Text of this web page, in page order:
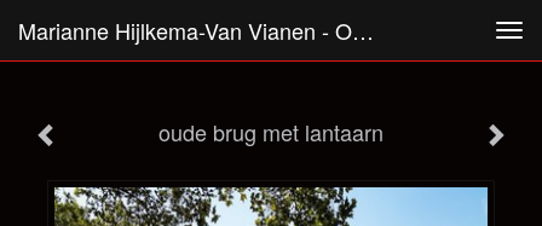
Marianne Hijlkema-Van Vianen - Oude Brug Met Lantaarn
oude brug met lantaarn